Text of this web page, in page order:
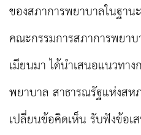
ของสภาการพยาบาลในฐา
คณะกรรมการสภาการพยา
เมียนมา ได้นำเสนอแนวทา
พยาบาล สาธารณรัฐแห่งส
เปลี่ยนข้อคิดเห็น รับฟังข้อเ